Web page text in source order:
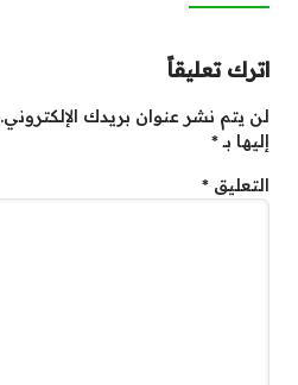
اترك تعليقاً
لن يتم نشر عنوان بريدك الإلكتروني.
إليها بـ*
التعليق *